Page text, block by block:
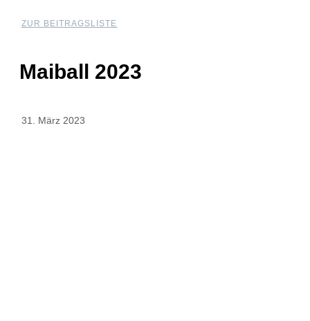
ZUR BEITRAGSLISTE
Maiball 2023
31. März 2023